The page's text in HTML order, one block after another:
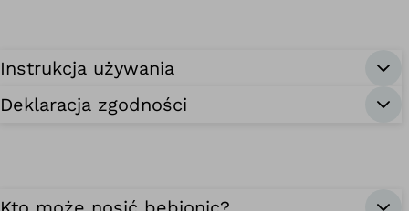
Instrukcja używania
Deklaracja zgodności